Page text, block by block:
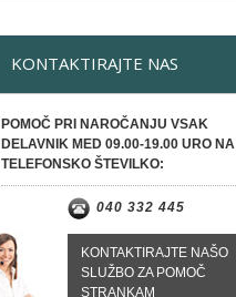
KONTAKTIRAJTE NAS
POMOČ PRI NAROČANJU VSAK
DELAVNIK MED 09.00-19.00 URO NA
TELEFONSKO ŠTEVILKO:
040 332 445
KONTAKTIRAJTE NAŠO
SLUŽBO ZA POMOČ
STRANKAM